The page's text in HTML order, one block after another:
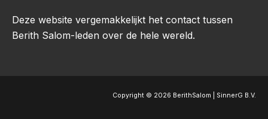
Deze website vergemakkelijkt het contact tussen
Berith Salom-leden over de hele wereld.
Copyright © 2026 BerithSalom | SinnerG B.V.